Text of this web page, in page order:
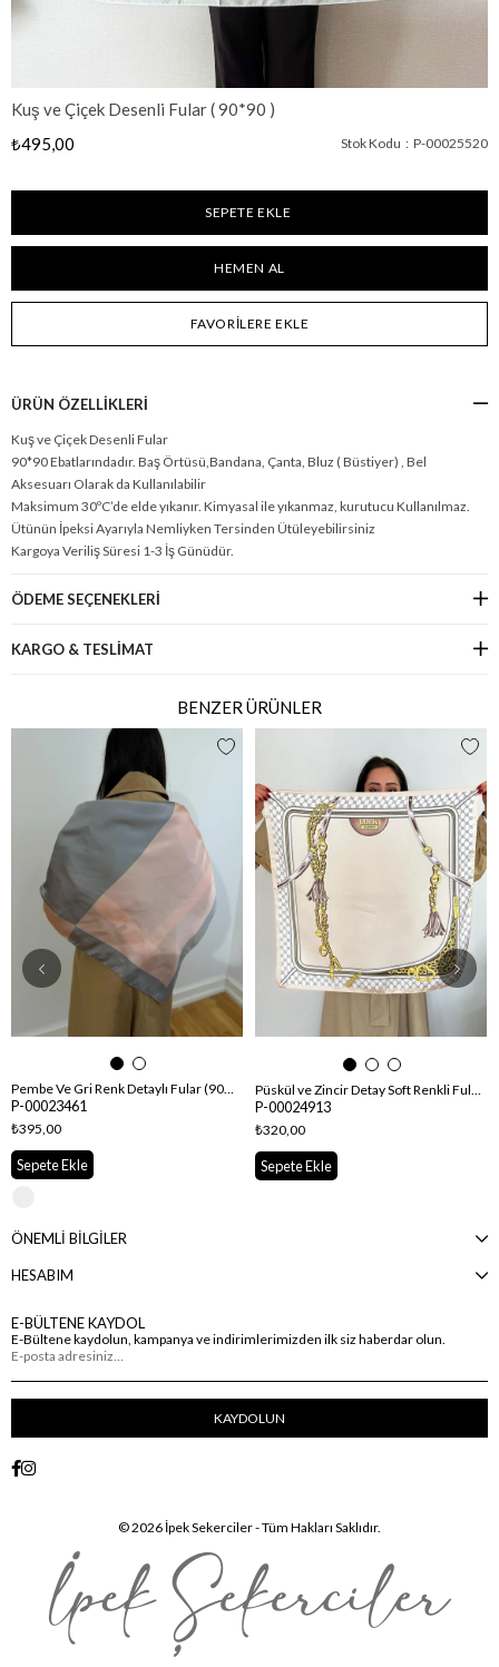
Kuş ve Çiçek Desenli Fular ( 90*90 )
₺495,00
Stok Kodu P-00025520
FAVORILERE EKLE
ÜRÜN ÖZELLIKLERI
Kuş ve Çiçek Desenli Fular
90*90 Ebatlarındadır. Baş Örtüsü,Bandana, Çanta, Bluz ( Büstiyer) , Bel
Aksesuarı Olarak da Kullanılabilir
Maksimum 30ºC’de elde yıkanır. Kimyasal ile yıkanmaz, kurutucu Kullanılmaz.
Ütünün İpeksi Ayarıyla Nemliyken Tersinden Ütüleyebilirsiniz
Kargoya Veriliş Süresi 1-3 İş Günüdür.
ÖDEME SEÇENEKLERI
KARGO & TESLİMAT
BENZER ÜRÜNLER
Pembe Ve Gri Renk Detaylı Fular (90*90)
P-00023461
₺395,00
Sepete Ekle
Püskül ve Zincir Detay Soft Renkli Fular (70 * 70)
P-00024913
₺320,00
Sepete Ekle
ÖNEMLİ BİLGİLER
HESABIM
E-BÜLTENE KAYDOL
E-Bültene kaydolun, kampanya ve indirimlerimizden ilk siz haberdar olun.
KAYDOLUN
© 2026 İpek Sekerciler - Tüm Hakları Saklıdır.